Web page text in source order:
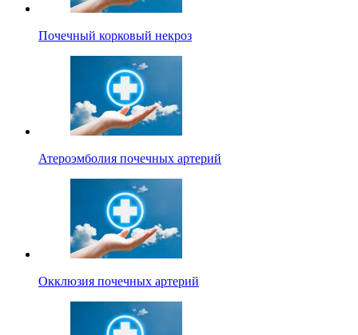
Почечный корковый некроз
Атероэмболия почечных артерий
Окклюзия почечных артерий